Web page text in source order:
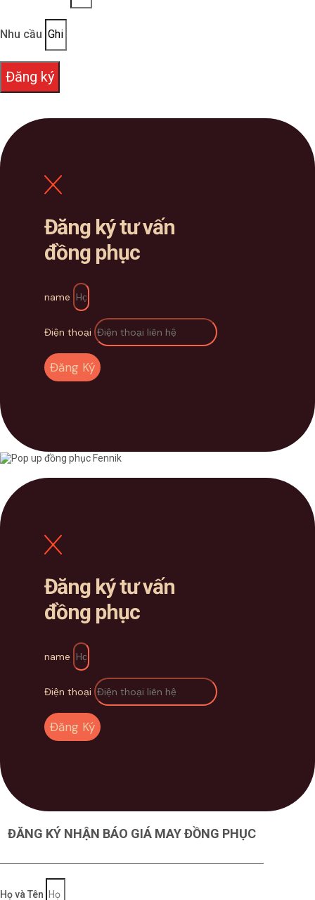
Nhu cầu
Đăng ký
Đăng ký tư vấn
đồng phục
name
Điện thoại
Đăng Ký
Đăng ký tư vấn
đồng phục
name
Điện thoại
Đăng Ký
ĐĂNG KÝ NHẬN BÁO GIÁ MAY ĐỒNG PHỤC
Họ và Tên